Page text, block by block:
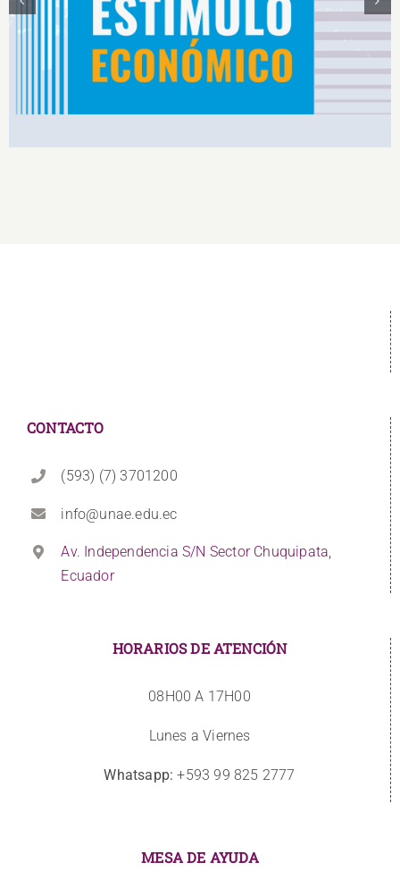
Estímulos Económicos para Deportistas de Alto
Rendimiento IS2026
CONTACTO
(593) (7) 3701200
info@unae.edu.ec
Av. Independencia S/N Sector Chuquipata,
Ecuador
HORARIOS DE ATENCIÓN
08H00 A 17H00
Lunes a Viernes
Whatsapp: +593 99 825 2777
MESA DE AYUDA